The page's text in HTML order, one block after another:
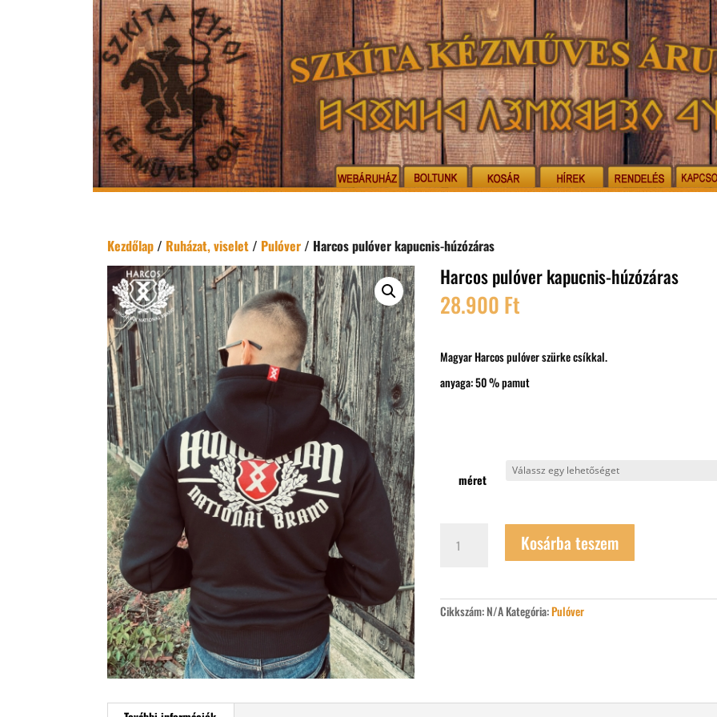
Kezdőlap/ Ruházat, viselet/ Pulóver/ Harcos pulóver kapucnis-húzózáras
Harcos pulóver kapucnis-húzózáras
28.900 Ft
Magyar Harcos pulóver szürke csíkkal.
anyaga: 50 % pamut
méret
pulóver
Kosárba teszem
Cikkszám:N/A Kategória:Pulóver